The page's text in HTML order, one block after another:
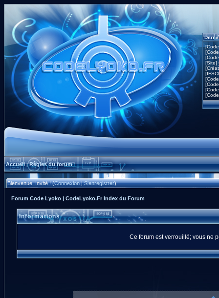
[Site]
Accueil|Règles du forum
Bienvenue, Invité ! (Connexion|S'enregistrer)
Forum Code Lyoko | CodeLyoko.Fr Index du Forum
Informations
Ce forum est verrouillé; vous ne